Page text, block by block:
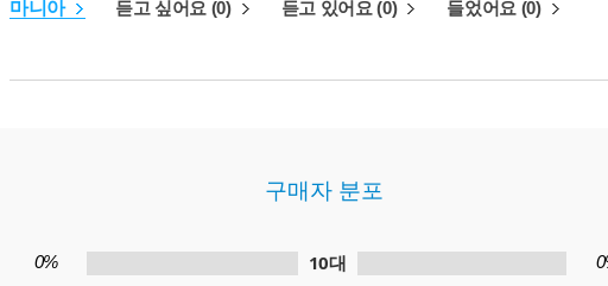
마니아 듣고 싶어요 (0) 듣고 있어요 (0) 들었어요 (0)
구매자 분포
0% 10대